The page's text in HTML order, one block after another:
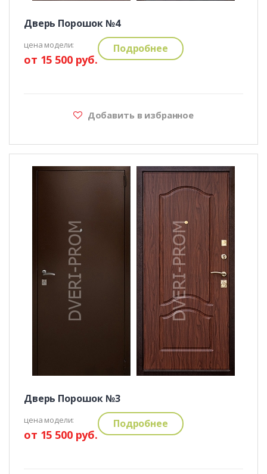
Дверь Порошок №4
цена модели:
от 15 500 руб.
Подробнее
Добавить в избранное
Дверь Порошок №3
цена модели:
от 15 500 руб.
Подробнее